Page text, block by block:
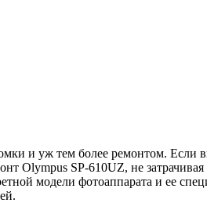
и уж тем более ремонтом. Если
Olympus SP-610UZ, не
модели фотоаппарата и ее